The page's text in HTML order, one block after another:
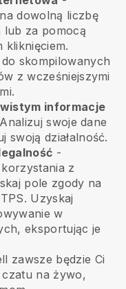
dowolną liczbę
lub za pomocą
kliknięciem.
skompilowanych
z wcześniejszymi
informacje
swoje dane
swoją działalność.
-
korzystania z
pole zgody na
Uzyskaj
w
eksportując je
zawsze będzie Ci
czatu na żywo,